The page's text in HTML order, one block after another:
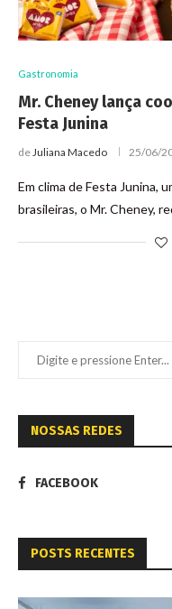
Gastronomia
Mr. Cheney lança
Festa Junina
deJuliana Macedo 25/06/
Em clima de Festa Junina,
brasileiras, o Mr. Cheney,
NOSSAS REDES
FACEBOOK
POSTS RECENTES